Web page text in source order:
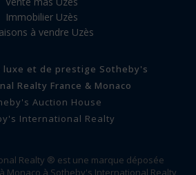
Immobilier Uzès
à vendre Uzès
luxe et de prestige Sotheby's
Realty France & Monaco
Auction House
International Realty
Realty ® est une marque déposée
Monaco à Sotheby's International Realty